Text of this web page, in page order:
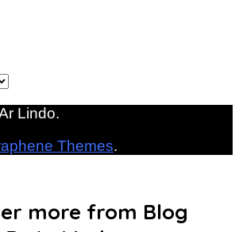
Lindo.
Themes.
more from Blog